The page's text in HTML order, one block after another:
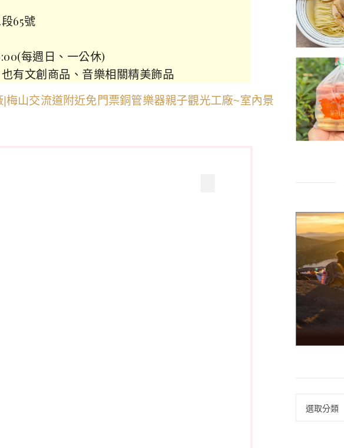
65號
每週日、一公休)
有文創商品、音樂相關精美飾品